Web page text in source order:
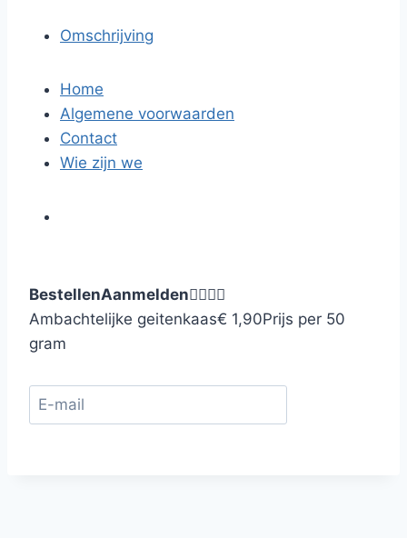
Omschrijving
Home
Algemene voorwaarden
Contact
Wie zijn we
BestellenAanmelden
Ambachtelijke geitenkaas€ 1,90Prijs per 50
gram